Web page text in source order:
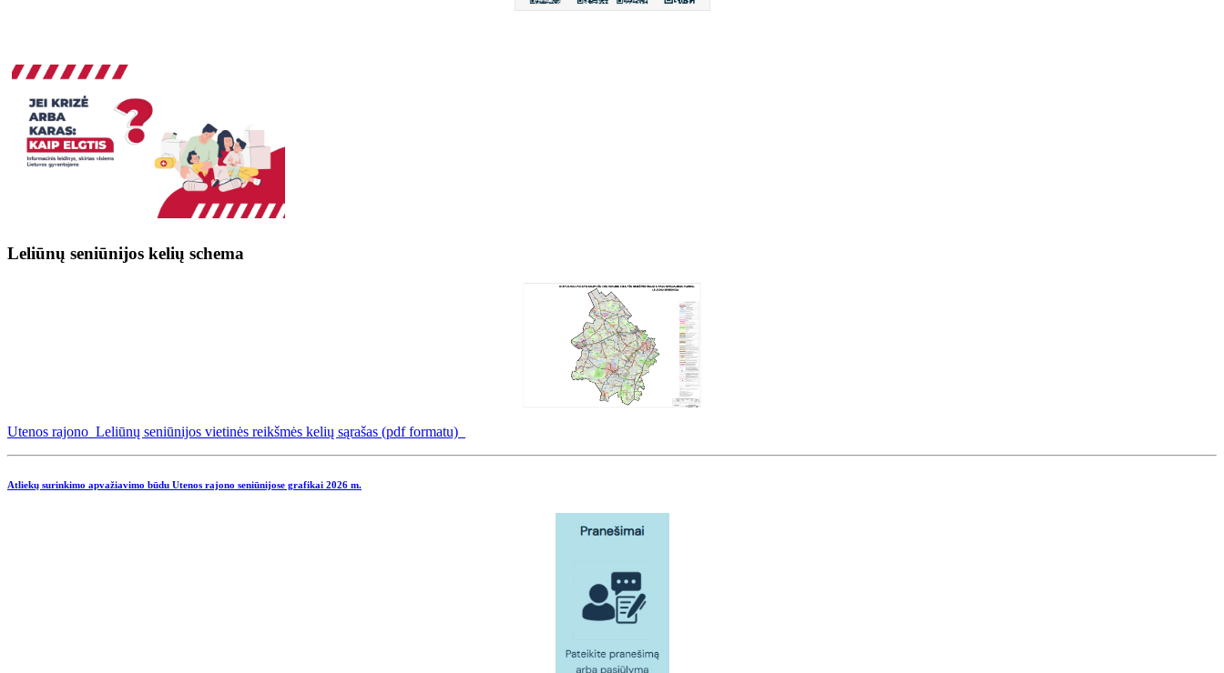
Leliūnų seniūnijos kelių schema
Utenos rajono Leliūnų seniūnijos vietinės reikšmės kelių sąrašas (pdf formatu)
Atliekų surinkimo apvažiavimo būdu Utenos rajono seniūnijose grafikai 2026 m.